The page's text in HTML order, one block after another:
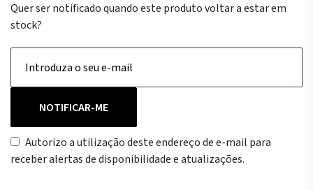
Quer ser notificado quando este produto voltar a estar em
stock?
NOTIFICAR-ME
Autorizo a utilização deste endereço de e-mail para
receber alertas de disponibilidade e atualizações.